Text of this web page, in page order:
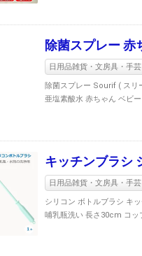
除菌スプレー 赤
日用品雑貨・文房具・手芸
除菌スプレー Sourif ( スリ
亜塩素酸水 赤ちゃん ベビ
キッチンブラシ
日用品雑貨・文房具・手芸
シリコン ボトルブラシ キ
哺乳瓶洗い 長さ30cm コッ